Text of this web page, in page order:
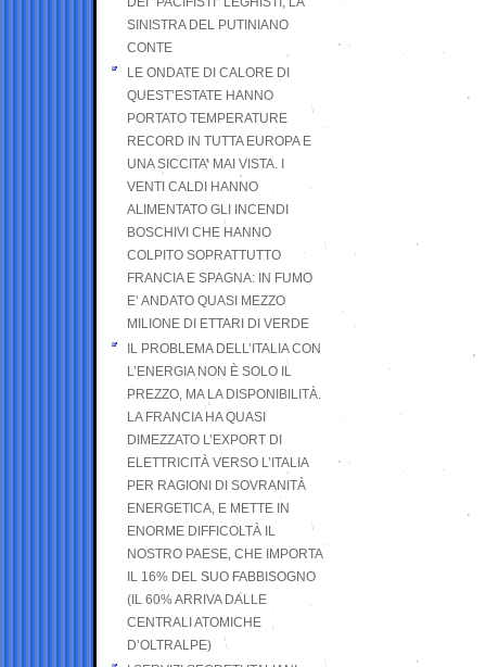
SINISTRA DEL PUTINIANO
CONTE
LE ONDATE DI CALORE DI
QUEST’ESTATE HANNO
PORTATO TEMPERATURE
RECORD IN TUTTA EUROPA E
UNA SICCITA’ MAI VISTA. I
VENTI CALDI HANNO
ALIMENTATO GLI INCENDI
BOSCHIVI CHE HANNO
COLPITO SOPRATTUTTO
FRANCIA E SPAGNA: IN FUMO
E’ ANDATO QUASI MEZZO
MILIONE DI ETTARI DI VERDE
IL PROBLEMA DELL’ITALIA CON
L’ENERGIA NON È SOLO IL
PREZZO, MA LA DISPONIBILITÀ.
LA FRANCIA HA QUASI
DIMEZZATO L’EXPORT DI
ELETTRICITÀ VERSO L’ITALIA
PER RAGIONI DI SOVRANITÀ
ENERGETICA, E METTE IN
ENORME DIFFICOLTÀ IL
NOSTRO PAESE, CHE IMPORTA
IL 16% DEL SUO FABBISOGNO
(IL 60% ARRIVA DALLE
CENTRALI ATOMICHE
D’OLTRALPE)